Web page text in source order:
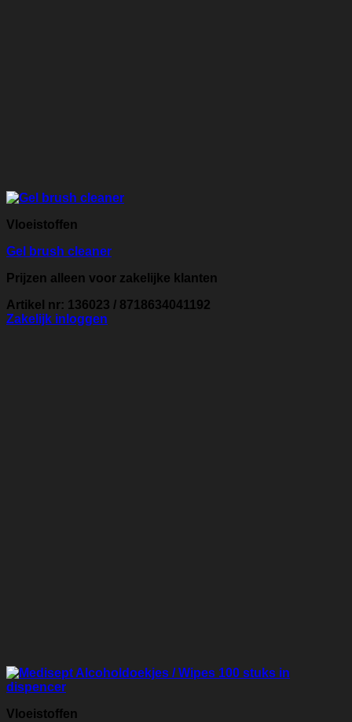
Vloeistoffen
Gel brush cleaner
Prijzen alleen voor zakelijke klanten
Artikel nr: 136023 / 8718634041192
Zakelijk inloggen
Vloeistoffen